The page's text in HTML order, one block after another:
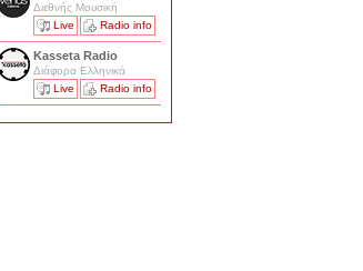
Διεθνής Μουσική
Live
Radio info
Kasseta Radio
Διάφορα Ελληνικά
Live
Radio info